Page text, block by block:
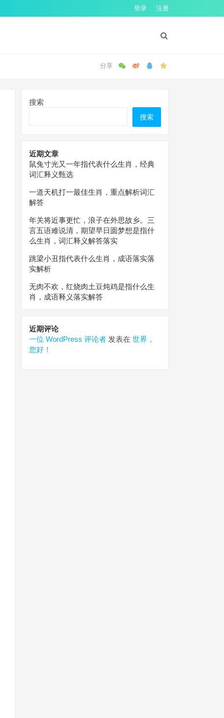
登录 注册
搜索
搜索
近期文章
鼠兔寸光又一年指代表什么生肖，经典
词汇释义甄选
一道天机打一最佳生肖，重点解析词汇
解答
年关将近事更忙，浪子在外思故乡。三
言五语难说清，期望早日圆梦想是指什
么生肖，词汇释义解答落实
跳梁小丑指代表什么生肖，成语落实落
实解析
无肉不欢，红烧肉土豆炖鸡是指什么生
肖，成语释义落实解答
近期评论
一位 WordPress 评论者 发表在 世界，
您好！